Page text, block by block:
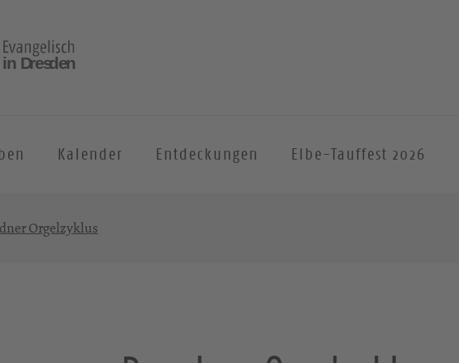
Kalender Entdeckungen Elbe-Tauffest 2026
Orgelzyklus